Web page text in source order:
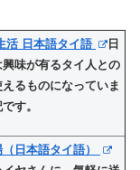
活 日本語タイ語
日
味が有るタイ人との
るものになっていま
す。
日本語タイ語）